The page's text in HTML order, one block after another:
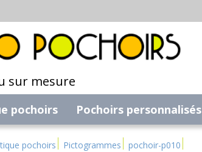
sur mesure
pochoirs Pochoirs personnalisés
pochoirs Pictogrammes pochoir-p010